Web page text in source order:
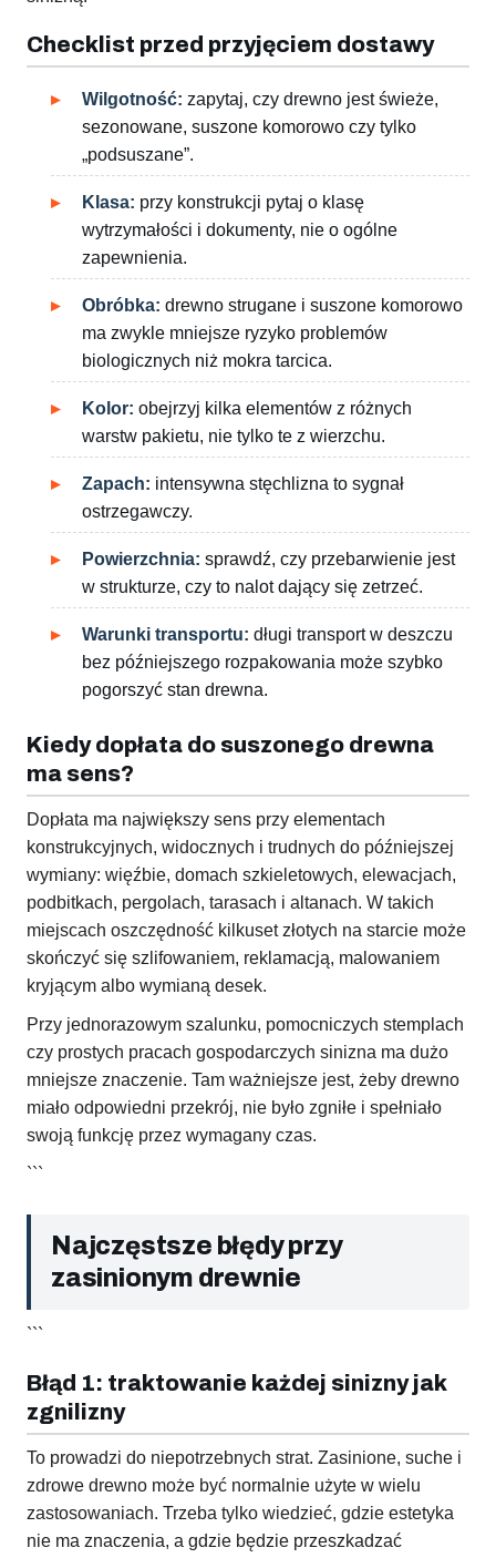
Checklist przed przyjęciem dostawy
Wilgotność: zapytaj, czy drewno jest świeże,
sezonowane, suszone komorowo czy tylko
„podsuszane”.
Klasa: przy konstrukcji pytaj o klasę
wytrzymałości i dokumenty, nie o ogólne
zapewnienia.
Obróbka: drewno strugane i suszone komorowo
ma zwykle mniejsze ryzyko problemów
biologicznych niż mokra tarcica.
Kolor: obejrzyj kilka elementów z różnych
warstw pakietu, nie tylko te z wierzchu.
Zapach: intensywna stęchlizna to sygnał
ostrzegawczy.
Powierzchnia: sprawdź, czy przebarwienie jest
w strukturze, czy to nalot dający się zetrzeć.
Warunki transportu: długi transport w deszczu
bez późniejszego rozpakowania może szybko
pogorszyć stan drewna.
Kiedy dopłata do suszonego drewna
ma sens?
Dopłata ma największy sens przy elementach
konstrukcyjnych, widocznych i trudnych do późniejszej
wymiany: więźbie, domach szkieletowych, elewacjach,
podbitkach, pergolach, tarasach i altanach. W takich
miejscach oszczędność kilkuset złotych na starcie może
skończyć się szlifowaniem, reklamacją, malowaniem
kryjącym albo wymianą desek.
Przy jednorazowym szalunku, pomocniczych stemplach
czy prostych pracach gospodarczych sinizna ma dużo
mniejsze znaczenie. Tam ważniejsze jest, żeby drewno
miało odpowiedni przekrój, nie było zgniłe i spełniało
swoją funkcję przez wymagany czas.
```
Najczęstsze błędy przy
zasinionym drewnie
```
Błąd 1: traktowanie każdej sinizny jak
zgnilizny
To prowadzi do niepotrzebnych strat. Zasinione, suche i
zdrowe drewno może być normalnie użyte w wielu
zastosowaniach. Trzeba tylko wiedzieć, gdzie estetyka
nie ma znaczenia, a gdzie będzie przeszkadzać